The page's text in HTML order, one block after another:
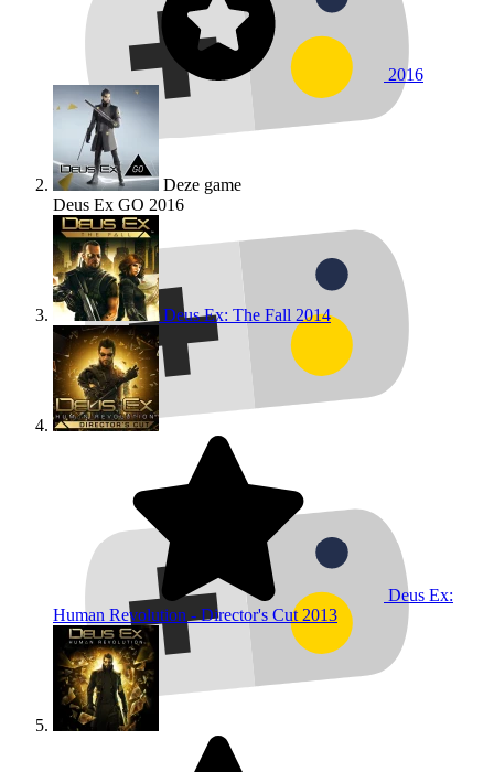
2016
Deze game
Deus Ex GO 2016
Deus Ex: The Fall 2014
Deus Ex:
Human Revolution - Director's Cut 2013